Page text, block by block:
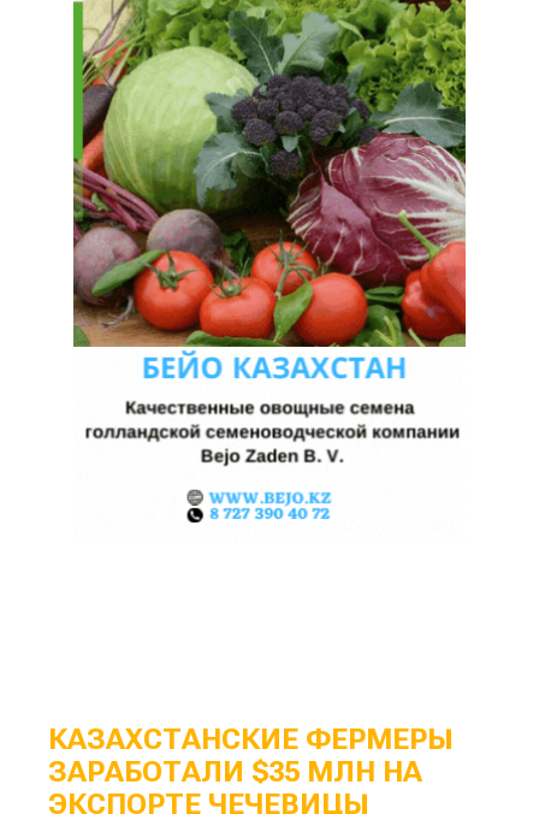
КАЗАХСТАНСКИЕ ФЕРМЕРЫ
ЗАРАБОТАЛИ $35 МЛН НА
ЭКСПОРТЕ ЧЕЧЕВИЦЫ